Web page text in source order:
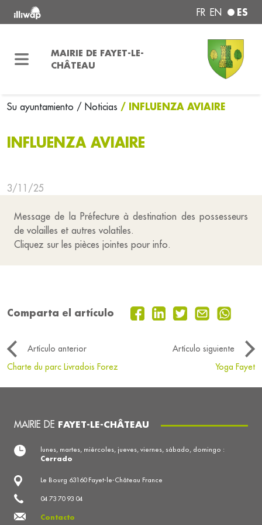
FR EN ES
MAIRIE DE FAYET-LE-
CHÂTEAU
Su ayuntamiento / Noticias / INFLUENZA AVIAIRE
INFLUENZA AVIAIRE
3/11/25
Message de la Préfecture à destination des possesseurs
de volailles et autres volatiles.
Cliquez sur les pièces jointes pour info.
Comparta el artículo
Artículo anterior
Artículo siguiente
Charte du parc Livradois Forez
Yoga Fayet
MAIRIE DE FAYET-LE-CHÂTEAU
Le Bourg 63160 Fayet-le-Château France
04 73 70 93 04
Contacto
lunes, martes, miércoles, jueves, viernes, sábado, domingo :
Cerrado